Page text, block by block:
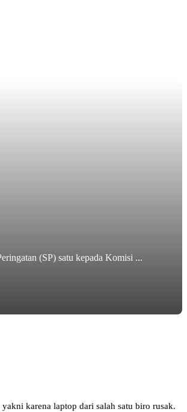
(SP) satu kepada Komisi ...
karena laptop dari salah satu biro rusak.